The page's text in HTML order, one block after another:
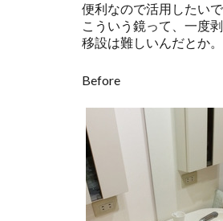
便利なので活用したいで
こういう鏡って、一度
移設は難しいんだとか。
Before